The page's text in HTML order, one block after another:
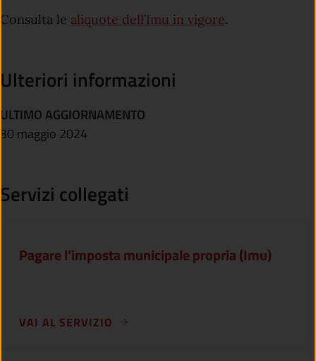
Consulta le aliquote dell’Imu in vigore.
Ulteriori informazioni
ULTIMO AGGIORNAMENTO
30 maggio 2024
Servizi collegati
Pagare l’imposta municipale propria (Imu)
VAI AL SERVIZIO